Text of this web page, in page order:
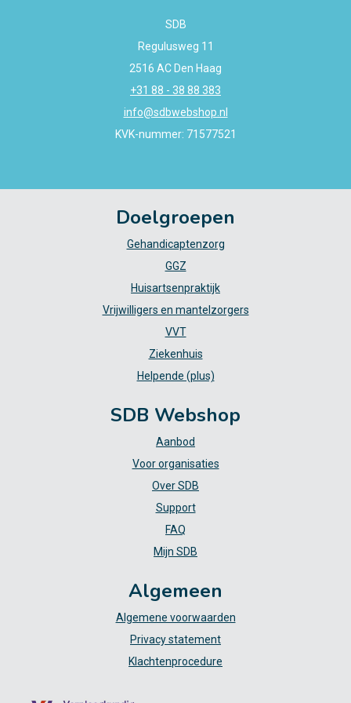
SDB
Regulusweg 11
2516 AC Den Haag
+31 88 - 38 88 383
info@sdbwebshop.nl
KVK-nummer: 71577521
Doelgroepen
Gehandicaptenzorg
GGZ
Huisartsenpraktijk
Vrijwilligers en mantelzorgers
VVT
Ziekenhuis
Helpende (plus)
SDB Webshop
Aanbod
Voor organisaties
Over SDB
Support
FAQ
Mijn SDB
Algemeen
Algemene voorwaarden
Privacy statement
Klachtenprocedure